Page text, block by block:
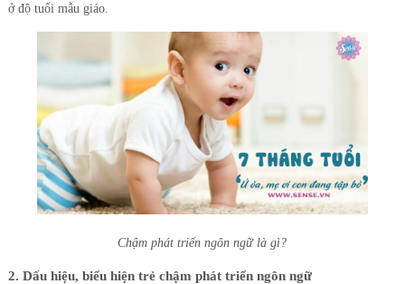
ở độ tuổi mẫu giáo.
Chậm phát triển ngôn ngữ là gì?
2. Dấu hiệu, biểu hiện trẻ chậm phát triển ngôn ngữ